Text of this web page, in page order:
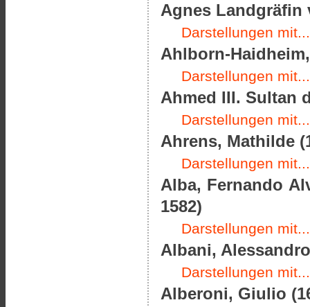
Agnes Landgräfin
Darstellungen mit...
Ahlborn-
Darstellungen mit...
Ahmed III. Sultan
Darstellungen mit...
Ahrens, Mathilde
Darstellungen mit...
Alba, Fernando
1582)
Darstellungen mit...
Albani,
Darstellungen mit...
Alberoni, Giulio